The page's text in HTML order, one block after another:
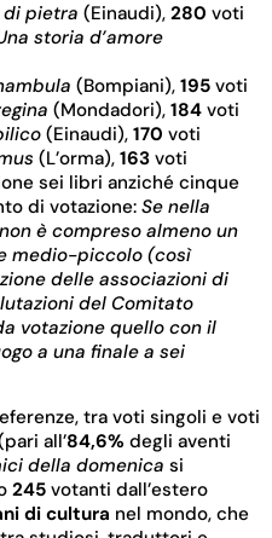
pietra (Einaudi), 280 voti
storia d’amore
(Bompiani), 195 voti
(Mondadori), 184 voti
(Einaudi), 170 voti
(L’orma), 163 voti
sei libri anziché cinque
di votazione: Se nella
è compreso almeno un
medio-piccolo (così
delle associazioni di
del Comitato
votazione quello con il
a una finale a sei
tra voti singoli e voti
all’84,6% degli aventi
della domenica si
245 votanti dall’estero
di cultura nel mondo, che